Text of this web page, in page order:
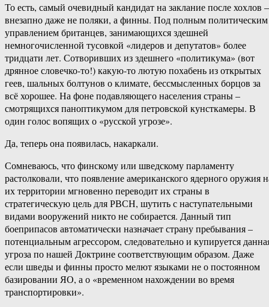
То есть, самый очевидный кандидат на заклание после хохлов –
внезапно даже не поляки, а финны. Под полным политическим
управлением британцев, занимающихся здешней
немногочисленной тусовкой «лидеров и депутатов» более
тридцати лет. Сотворивших из здешнего «политикума» (вот
дрянное словечко-то!) какую-то лютую похабень из открытых
геев, шальных болтунов о климате, бессмысленных борцов за
всё хорошее. На фоне подавляющего населения страны –
смотрящихся паноптикумом для петровской кунсткамеры. В
один голос вопящих о «русской угрозе».
Да, теперь она появилась, накаркали.
Сомневаюсь, что финскому или шведскому парламенту
растолковали, что появление американского ядерного оружия
их территории мгновенно переводит их страны в
стратегическую цель для РВСН, шутить с наступательными
видами вооружений никто не собирается. Данный тип
боеприпасов автоматически назначает страну пребывания –
потенциальным агрессором, следовательно и купируется
угроза по нашей Доктрине соответствующим образом. Даже
если шведы и финны просто мелют языками не о постоянном
базировании ЯО, а о «временном нахождении во время
транспортировки».